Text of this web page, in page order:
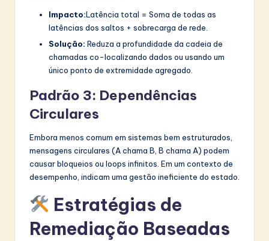
Impacto:Latência total = Soma de todas as
latências dos saltos + sobrecarga de rede.
Solução: Reduza a profundidade da cadeia de
chamadas co-localizando dados ou usando um
único ponto de extremidade agregado.
Padrão 3: Dependências
Circulares
Embora menos comum em sistemas bem estruturados,
mensagens circulares (A chama B, B chama A) podem
causar bloqueios ou loops infinitos. Em um contexto de
desempenho, indicam uma gestão ineficiente do estado.
Estratégias de
Remediação Baseadas